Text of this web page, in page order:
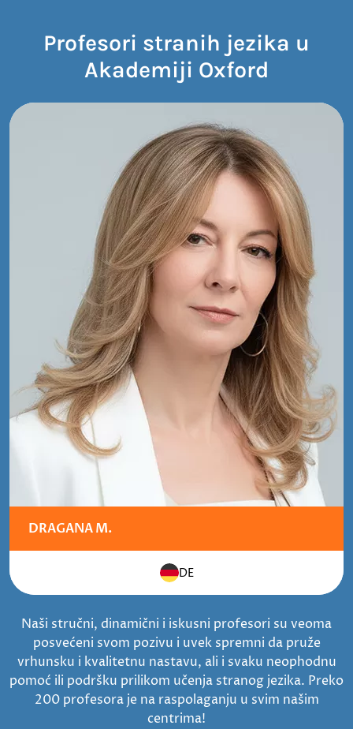
Profesori stranih jezika u
Akademiji Oxford
DRAGANA M.
DE
Naši stručni, dinamični i iskusni profesori su veoma
posvećeni svom pozivu i uvek spremni da pruže
vrhunsku i kvalitetnu nastavu, ali i svaku neophodnu
pomoć ili podršku prilikom učenja stranog jezika. Preko
200 profesora je na raspolaganju u svim našim
centrima!